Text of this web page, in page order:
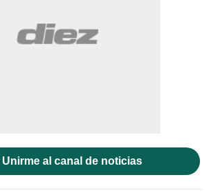
Unirme al canal de noticias